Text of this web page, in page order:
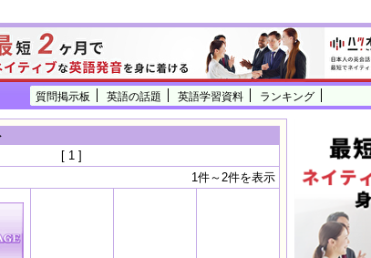
質問掲示板 英語の話題 英語学習資料 ランキング
[ 1 ]
1件～2件を表示